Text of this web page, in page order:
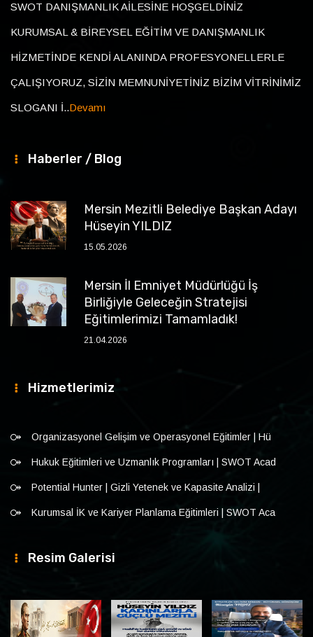
SWOT DANIŞMANLIK AİLESİNE HOŞGELDİNİZ
KURUMSAL & BİREYSEL EĞİTİM VE DANIŞMANLIK
HİZMETİNDE KENDİ ALANINDA PROFESYONELLERLE
ÇALIŞIYORUZ, SİZİN MEMNUNİYETİNİZ BİZİM VİTRİNİMİZ
SLOGANI İ..Devamı
Haberler / Blog
Mersin Mezitli Belediye Başkan Adayı
Hüseyin YILDIZ
15.05.2026
Mersin İl Emniyet Müdürlüğü İş
Birliğiyle Geleceğin Stratejisi
Eğitimlerimizi Tamamladık!
21.04.2026
Hizmetlerimiz
Organizasyonel Gelişim ve Operasyonel Eğitimler | Hü
Hukuk Eğitimleri ve Uzmanlık Programları | SWOT Acad
Potential Hunter | Gizli Yetenek ve Kapasite Analizi |
Kurumsal İK ve Kariyer Planlama Eğitimleri | SWOT Aca
Resim Galerisi